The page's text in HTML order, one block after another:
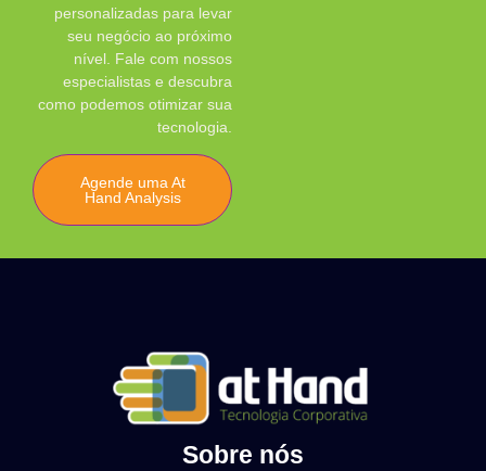
personalizadas para levar
seu negócio ao próximo
nível. Fale com nossos
especialistas e descubra
como podemos otimizar sua
tecnologia.
Agende uma At
Hand Analysis
Sobre nós